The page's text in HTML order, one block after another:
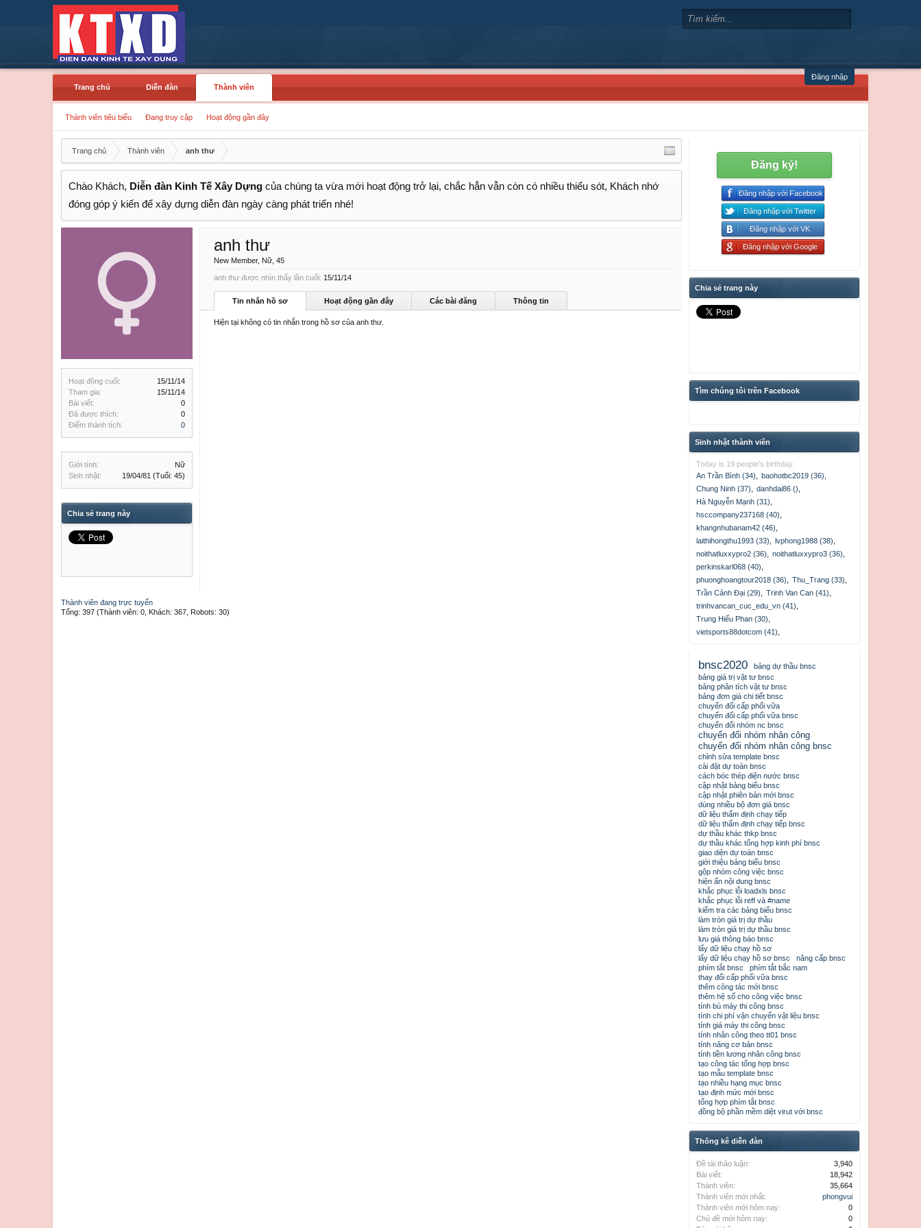
Đăng nhập
Trang chủ
Diễn đàn Thành viên
Thành viên tiêu biểu Đang truy cập Hoạt động gần đây
Trang chủ Thành viên anh thư
Chào Khách, Diễn đàn Kinh Tế Xây Dựng của chúng ta vừa mới hoạt động trở lại, chắc hẳn vẫn còn có nhiều thiếu sót, Khách nhớ
đóng góp ý kiến để xây dựng diễn đàn ngày càng phát triển nhé!
Hoạt động cuối:
15/11/14
Tham gia:
15/11/14
Bài viết:
0
Đã được thích:
0
Điểm thành tích:
0
Giới tính:
Nữ
Sinh nhật:
19/04/81 (Tuổi: 45)
Chia sẻ trang này
anh thư
New Member, Nữ, 45
anh thư được nhìn thấy lần cuối: 15/11/14
Tin nhắn hồ sơ Hoạt động gần đây Các bài đăng Thông tin
Hiện tại không có tin nhắn trong hồ sơ của anh thư.
Thành viên đang trực tuyến
Tổng: 397 (Thành viên: 0, Khách: 367, Robots: 30)
Đăng ký!
Đăng nhập với Facebook
Đăng nhập với Twitter
Đăng nhập với VK
Đăng nhập với Google
Chia sẻ trang này
Tìm chúng tôi trên Facebook
Sinh nhật thành viên
Today is 19 people's birthday.
An Trần Bình (34)
baohotbc2019 (36)
Chung Ninh (37)
danhdai86 ()
Hà Nguyễn Mạnh (31)
hsccompany237168 (40)
khangnhubanam42 (46)
laithihongthu1993 (33)
lvphong1988 (38)
noithatluxxypro2 (36)
noithatluxxypro3 (36)
perkinskarl068 (40)
phuonghoangtour2018 (36)
Thu_Trang (33)
Trần Cảnh Đại (29)
Trinh Van Can (41)
trinhvancan_cuc_edu_vn (41)
Trung Hiếu Phan (30)
vietsports88dotcom (41)
bnsc2020
bảng dự thầu bnsc
bảng giá trị vật tư bnsc
bảng phân tích vật tư bnsc
bảng đơn giá chi tiết bnsc
chuyển đổi cấp phối vữa
chuyển đổi cấp phối vữa bnsc
chuyển đổi nhóm nc bnsc
chuyển đổi nhóm nhân công
chuyển đổi nhóm nhân công bnsc
chỉnh sửa template bnsc
cài đặt dự toán bnsc
cách bóc thép điện nước bnsc
cập nhật bảng biểu bnsc
cập nhật phiên bản mới bnsc
dùng nhiều bộ đơn giá bnsc
dữ liệu thẩm định chạy tiếp
dữ liệu thẩm định chạy tiếp bnsc
dự thầu khác thkp bnsc
dự thầu khác tổng hợp kinh phí bnsc
giao diện dự toán bnsc
giới thiệu bảng biểu bnsc
gộp nhóm công việc bnsc
hiện ẩn nội dung bnsc
khắc phục lỗi loadxls bnsc
khắc phục lỗi reff và #name
kiểm tra các bảng biểu bnsc
làm tròn giá trị dự thầu
làm tròn giá trị dự thầu bnsc
lưu giá thông báo bnsc
lấy dữ liệu chạy hồ sơ
lấy dữ liệu chạy hồ sơ bnsc
nâng cấp bnsc
phím tắt bnsc
phím tắt bắc nam
thay đổi cấp phối vữa bnsc
thêm công tác mới bnsc
thêm hệ số cho công việc bnsc
tính bù máy thi công bnsc
tính chi phí vận chuyển vật liệu bnsc
tính giá máy thi công bnsc
tính nhân công theo tt01 bnsc
tính năng cơ bản bnsc
tính tiền lương nhân công bnsc
tạo công tác tổng hợp bnsc
tạo mẫu template bnsc
tạo nhiều hạng mục bnsc
tạo định mức mới bnsc
tổng hợp phím tắt bnsc
đồng bộ phần mềm diệt virut với bnsc
Thống kê diễn đàn
Đề tài thảo luận:
3,940
Bài viết:
18,942
Thành viên:
35,664
Thành viên mới nhất:
phongvui
Thành viên mới hôm nay:
0
Chủ đề mới hôm nay:
0